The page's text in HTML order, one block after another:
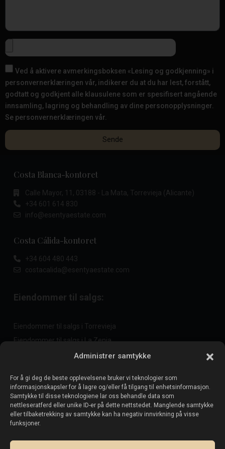
Administrer samtykke
For å gi deg de beste opplevelsene bruker vi teknologier som
informasjonskapsler for å lagre og/eller få tilgang til enhetsinformasjon.
Samtykke til disse teknologiene lar oss behandle data som
nettleseratferd eller unike ID-er på dette nettstedet. Manglende samtykke
eller tilbaketrekking av samtykke kan ha negativ innvirkning på visse
funksjoner.
Ved å aktivere avmerkingsboksen «Lesing og godkjenning» i
personvernerklæringen vår, indikerer du at du har lest, forstått,
godtatt og godkjent alle klausulene som er spesifisert angående
innsamling, lagring og behandling av dine personopplysninger.
Se personvernerklæringen vår.
Sende
Costa Blanca-kontoret
Calle Mayor, 11, 03188 - La Mata, Torrevieja (Alicante)
+34 601 614 830
info@esentyaestate.com
Costa Cálida-kontoret
+34 604 480 443
costacalida@esentyaestate.com
Eiendommer til salgs:
Eiendommer til salgs i Torrevieja
Eiendommer til salgs i La Zenia
Eiendommer til salgs i Cabo Roig
Selg eiendommen din:
Selg eiendom i La Mata